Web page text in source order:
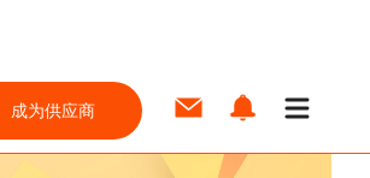
成为供应商